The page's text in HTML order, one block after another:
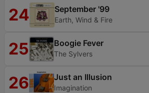
24 September '99
Earth, Wind & Fire
25 Boogie Fever
The Sylvers
26 Just an Illusion
Imagination